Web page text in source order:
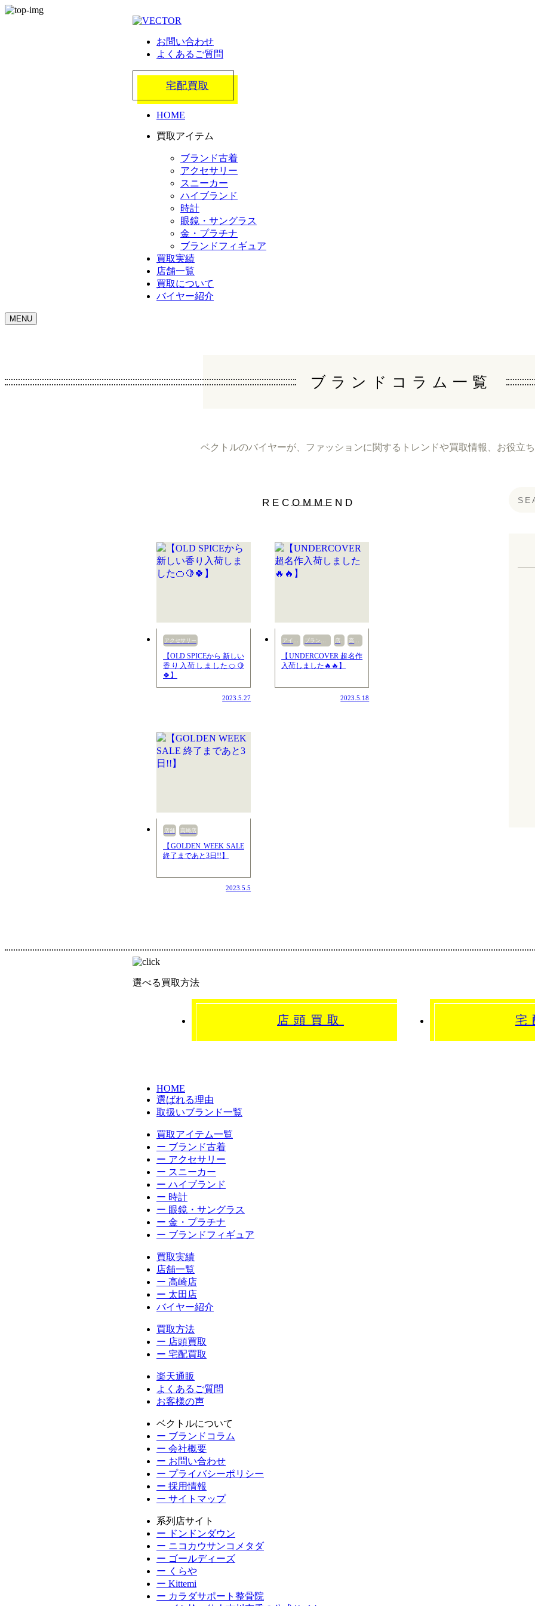
お問い合わせ
よくあるご質問
宅配買取
HOME
買取アイテム
ブランド古着
アクセサリー
スニーカー
ハイブランド
時計
眼鏡・サングラス
金・プラチナ
ブランドフィギュア
買取実績
店舗一覧
買取について
バイヤー紹介
MENU
ブランドコラム一覧
ベクトルのバイヤーが、 ファッションに関するトレンドや買取情報、 お役立
RECOMMEND
アクセサリー
【OLD SPICEから 新しい
香り入荷しました🍊🍋
🍀】
2023.5.27
アイテム ブランド古着 店舗 高崎店
【UNDERCOVER 超名作
入荷しました🔥🔥】
2023.5.18
店舗 高崎店
【GOLDEN WEEK SALE
終了まであと3日!!】
2023.5.5
選べる買取方法
店頭買取 宅
HOME
選ばれる理由
取扱いブランド一覧
買取アイテム一覧
ー ブランド古着
ー アクセサリー
ー スニーカー
ー ハイブランド
ー 時計
ー 眼鏡・サングラス
ー 金・プラチナ
ー ブランドフィギュア
買取実績
店舗一覧
ー 高崎店
ー 太田店
バイヤー紹介
買取方法
ー 店頭買取
ー 宅配買取
楽天通販
よくあるご質問
お客様の声
ベクトルについて
ー ブランドコラム
ー 会社概要
ー お問い合わせ
ー プライバシーポリシー
ー 採用情報
ー サイトマップ
系列店サイト
ー ドンドンダウン
ー ニコカウサンコメタダ
ー ゴールディーズ
ー くらや
ー Kittemi
ー カラダサポート整骨院